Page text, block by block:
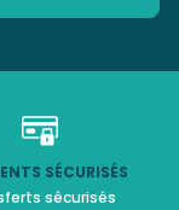
SÉCURISÉS
sécurisés